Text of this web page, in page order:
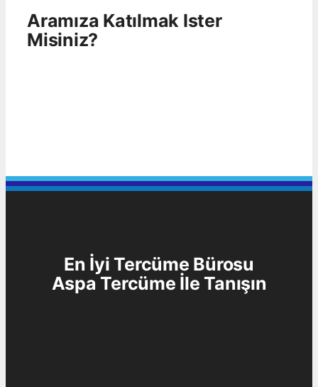
Aramıza Katılmak Ister
Misiniz?
En İyi Tercüme Bürosu
Aspa Tercüme İle Tanışın